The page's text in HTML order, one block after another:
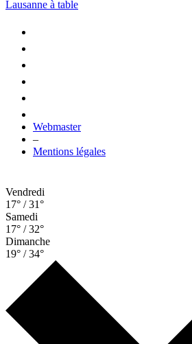
Lausanne à table
Webmaster
–
Mentions légales
Vendredi
17° / 31°
Samedi
17° / 32°
Dimanche
19° / 34°